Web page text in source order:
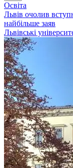
Освіта
Львів очолив
найбільше заяв
Львівські